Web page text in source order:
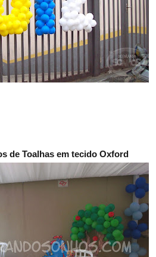
de Toalhas em tecido Oxford